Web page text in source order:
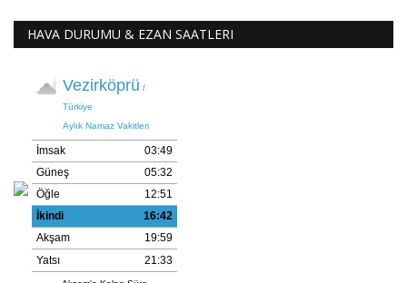
HAVA DURUMU & EZAN SAATLERI